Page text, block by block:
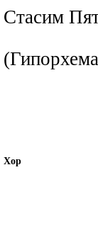
Стасим
Хор